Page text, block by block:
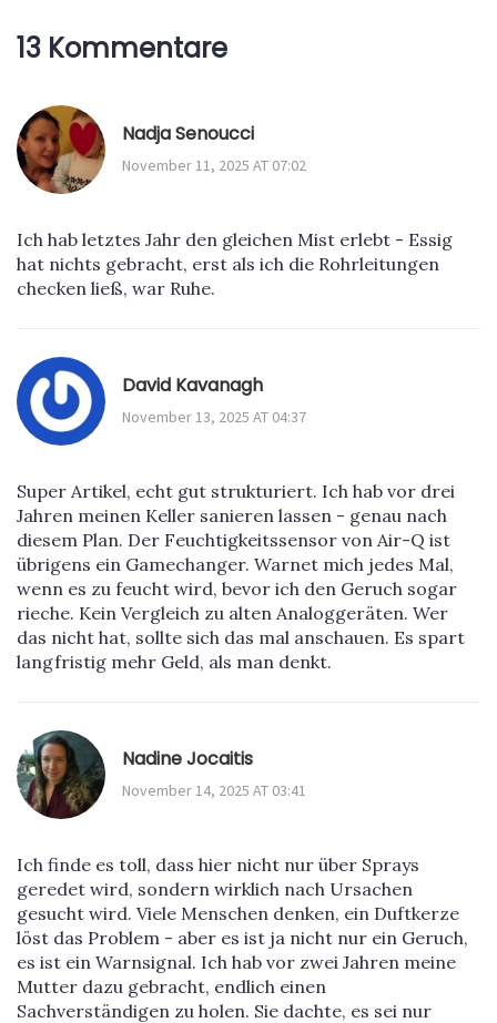
13 Kommentare
Nadja Senoucci
November 11, 2025 AT 07:02
Ich hab letztes Jahr den gleichen Mist erlebt - Essig
hat nichts gebracht, erst als ich die Rohrleitungen
checken ließ, war Ruhe.
David Kavanagh
November 13, 2025 AT 04:37
Super Artikel, echt gut strukturiert. Ich hab vor drei
Jahren meinen Keller sanieren lassen - genau nach
diesem Plan. Der Feuchtigkeitssensor von Air-Q ist
übrigens ein Gamechanger. Warnet mich jedes Mal,
wenn es zu feucht wird, bevor ich den Geruch sogar
rieche. Kein Vergleich zu alten Analoggeräten. Wer
das nicht hat, sollte sich das mal anschauen. Es spart
langfristig mehr Geld, als man denkt.
Nadine Jocaitis
November 14, 2025 AT 03:41
Ich finde es toll, dass hier nicht nur über Sprays
geredet wird, sondern wirklich nach Ursachen
gesucht wird. Viele Menschen denken, ein Duftkerze
löst das Problem - aber es ist ja nicht nur ein Geruch,
es ist ein Warnsignal. Ich hab vor zwei Jahren meine
Mutter dazu gebracht, endlich einen
Sachverständigen zu holen. Sie dachte, es sei nur